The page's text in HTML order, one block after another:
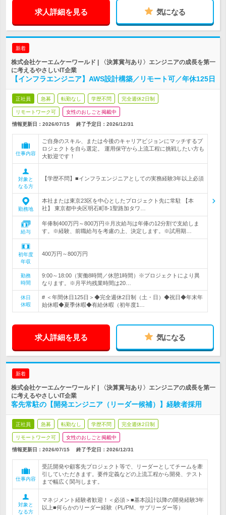
求人詳細を見る 気になる
新着
株式会社ケーエムケーワールド | 〈決算賞与あり〉エンジニアの成長を第一
に考えるやさしいIT企業
【インフラエンジニア】AWS設計構築／リモート可／年休125日
正社員 急募 転勤なし 学歴不問 完全週休2日制
リモートワーク可 女性のおしごと掲載中
情報更新日：2026/07/15 終了予定日： 2026/12/31
仕事内容
ご自身のスキル、または今後のキャリアビジョンにマッチするプ
ロジェクトを自ら選定。 運用保守から上流工程に挑戦したい方も
大歓迎です！
対象と
なる方
【学歴不問】■インフラエンジニアとしての実務経験3年以上必須
勤務地
本社または東京23区を中心としたプロジェクト先に常駐 【本
社】 東京都中央区明石町8-1聖路加タワ…
給与
年俸制400万円～800万円※月次給与は年俸の12分割で支給しま
す。※経験、前職給与を考慮の上、決定します。※試用期…
初年度
年収
400万円～800万円
勤務
時間
9:00～18:00（実働8時間／休憩1時間）※プロジェクトにより異
なります。※月平均残業時間は20…
休日
休暇
# ＜年間休日125日＞◆完全週休2日制（土・日）◆祝日◆年末年
始休暇◆夏季休暇◆有給休暇（初年度1…
求人詳細を見る 気になる
新着
株式会社ケーエムケーワールド | 〈決算賞与あり〉エンジニアの成長を第一
に考えるやさしいIT企業
客先常駐の【開発エンジニア（リーダー候補）】経験者採用
正社員 急募 転勤なし 学歴不問 完全週休2日制
リモートワーク可 女性のおしごと掲載中
情報更新日：2026/07/15 終了予定日： 2026/12/31
仕事内容
受託開発や顧客先プロジェクト等で、リーダーとしてチームを牽
引していただきます。要件定義などの上流工程から開発、テスト
まで幅広く関与します。
対象と
なる方
マネジメント経験者歓迎！＜必須＞■基本設計以降の開発経験3年
以上■何らかのリーダー経験（PL/PM、サブリーダー等）